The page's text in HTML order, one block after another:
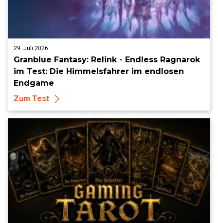
29. Juli 2026
Granblue Fantasy: Relink - Endless Ragnarok
im Test: Die Himmelsfahrer im endlosen
Endgame
Zum Test